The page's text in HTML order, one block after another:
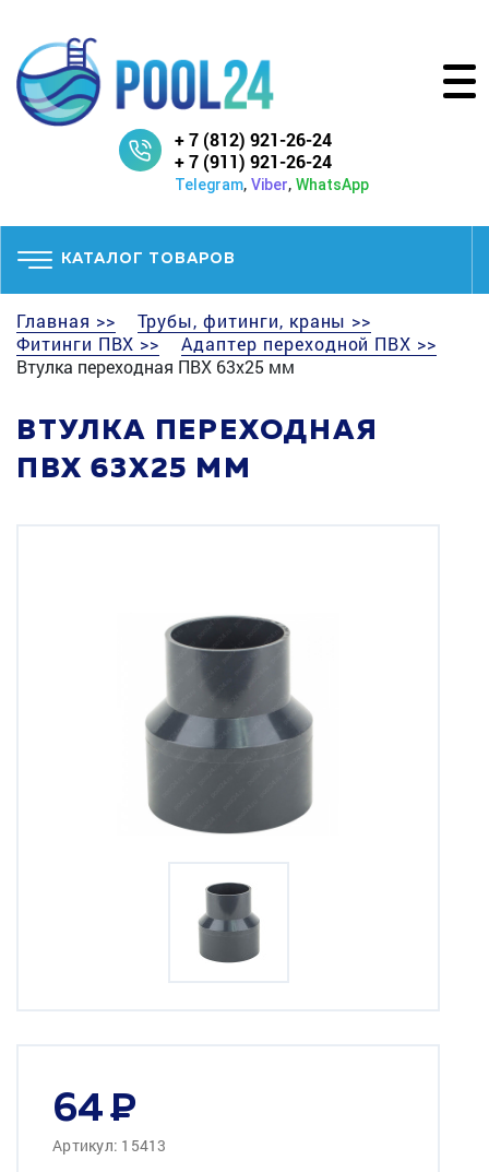
+ 7 (812) 921-26-24
+ 7 (911) 921-26-24
Telegram, Viber, WhatsApp
КАТАЛОГ ТОВАРОВ
Главная >>
Трубы, фитинги, краны >>
Фитинги ПВХ >>
Адаптер переходной ПВХ >>
Втулка переходная ПВХ 63х25 мм
ВТУЛКА ПЕРЕХОДНАЯ
ПВХ 63Х25 ММ
64
Артикул: 15413